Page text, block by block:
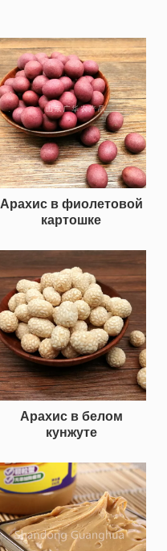
Арахис в фиолетовой
картошке
Арахис в белом
кунжуте